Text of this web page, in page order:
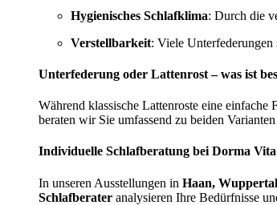
Hygienisches Schlafklima: Durch die
Verstellbarkeit: Viele
Unterfederung oder Lattenrost – was ist
Während klassische Lattenroste eine
beraten wir Sie umfassend zu beiden
Individuelle Schlafberatung bei Dorma Vita
In unseren Ausstellungen in Haan,
Schlafberater analysieren Ihre Bedürfnisse